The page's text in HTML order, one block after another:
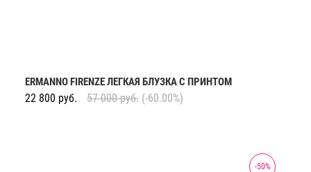
ERMANNO FIRENZE ЛЕГКАЯ БЛУЗКА С ПРИНТОМ
22 800 руб. 57 000 руб. (-60.00%)
-50%